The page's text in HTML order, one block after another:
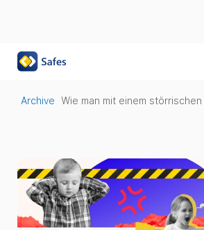
Archive Wie man mit einem